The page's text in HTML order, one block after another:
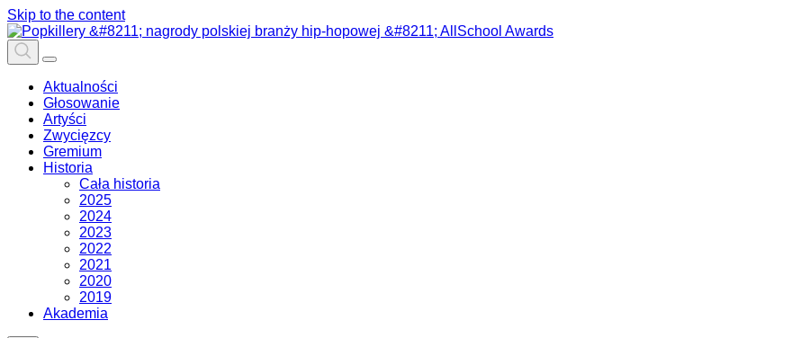
Skip to the content
Aktualności
Głosowanie
Artyści
Zwycięzcy
Gremium
Historia
Cała historia
2025
2024
2023
2022
2021
2020
2019
Akademia